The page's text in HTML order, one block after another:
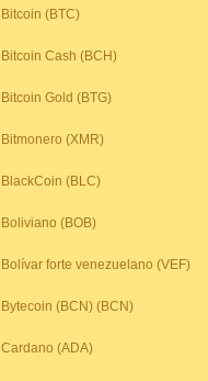
Bitcoin (BTC)
Bitcoin Cash (BCH)
Bitcoin Gold (BTG)
Bitmonero (XMR)
BlackCoin (BLC)
Boliviano (BOB)
Bolívar forte venezuelano (VEF)
Bytecoin (BCN) (BCN)
Cardano (ADA)